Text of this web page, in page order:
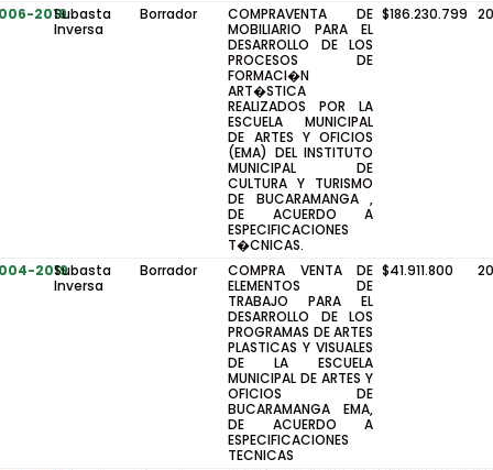
2019Subasta
Inversa
Borrador
COMPRAVENTA DE
MOBILIARIO PARA EL
DESARROLLO DE LOS
PROCESOS DE
FORMACI�N
ART�STICA
REALIZADOS POR LA
ESCUELA MUNICIPAL
DE ARTES Y OFICIOS
(EMA) DEL INSTITUTO
MUNICIPAL DE
CULTURA Y TURISMO
DE BUCARAMANGA ,
DE ACUERDO A
ESPECIFICACIONES
T�CNICAS.
$186.230.799
2019Subasta
Inversa
Borrador
COMPRA VENTA DE
ELEMENTOS DE
TRABAJO PARA EL
DESARROLLO DE LOS
PROGRAMAS DE ARTES
PLASTICAS Y VISUALES
DE LA ESCUELA
MUNICIPAL DE ARTES Y
OFICIOS DE
BUCARAMANGA EMA,
DE ACUERDO A
ESPECIFICACIONES
TECNICAS
$41.911.800